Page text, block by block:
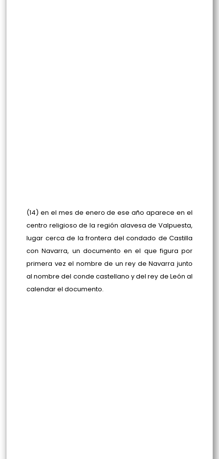
(14) en el mes de enero de ese año aparece en el
centro religioso de la región alavesa de Valpuesta,
lugar cerca de la frontera del condado de Castilla
con Navarra, un documento en el que figura por
primera vez el nombre de un rey de Navarra junto
al nombre del conde castellano y del rey de León al
calendar el documento.